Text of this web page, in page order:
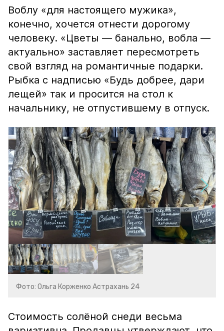
Воблу «для настоящего мужика»,
конечно, хочется отнести дорогому
человеку. «Цветы — банально, вобла —
актуально» заставляет пересмотреть
свой взгляд на романтичные подарки.
Рыбка с надписью «Будь добрее, дари
лещей» так и просится на стол к
начальнику, не отпустившему в отпуск.
Фото: Ольга Корженко Астрахань 24
Стоимость солёной снеди весьма